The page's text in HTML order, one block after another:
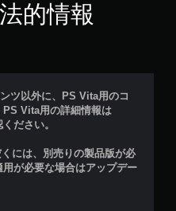
的情報
ツ以外に、PS Vita用のコ
PS Vita用の詳細情報は
ださい。
には、別売りの製品版が必
が必要な場合はアップデー